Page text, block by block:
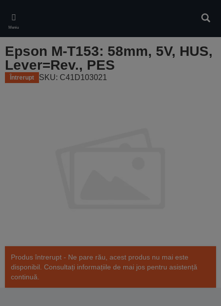
main
content
Meniu
Epson M-T153: 58mm, 5V, HUS,
Lever=Rev., PES
Întrerupt SKU: C41D103021
Produs întrerupt - Ne pare rău, acest produs nu mai este
disponibil. Consultați informațiile de mai jos pentru asistență
continuă.